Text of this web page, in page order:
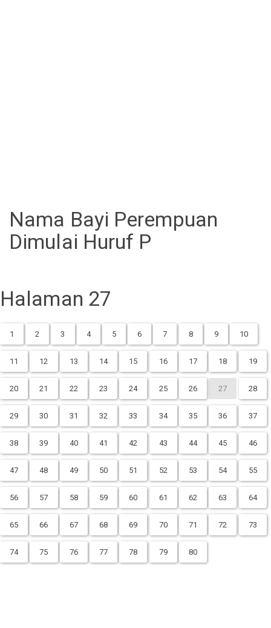
Nama Bayi Perempuan
Dimulai Huruf P
Halaman 27
1 2 3 4 5 6 7 8 9 10
11 12 13 14 15 16 17 18 19
20 21 22 23 24 25 26 27 28
29 30 31 32 33 34 35 36 37
38 39 40 41 42 43 44 45 46
47 48 49 50 51 52 53 54 55
56 57 58 59 60 61 62 63 64
65 66 67 68 69 70 71 72 73
74 75 76 77 78 79 80